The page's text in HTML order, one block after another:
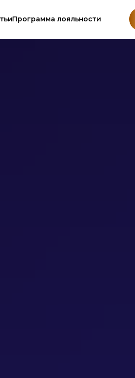
Программа лояльности